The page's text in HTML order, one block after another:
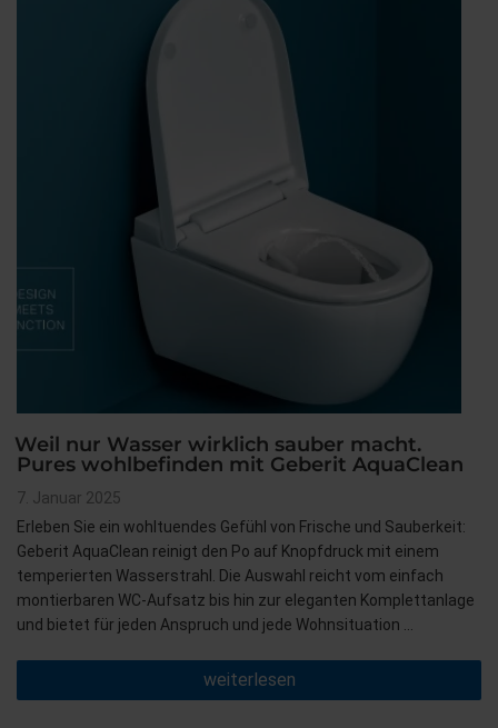
Weil nur Wasser wirklich sauber macht.
Pures wohlbefinden mit Geberit AquaClean
Veröffentlicht
am
7. Januar 2025
Erleben Sie ein wohltuendes Gefühl von Frische und Sauberkeit:
Geberit AquaClean reinigt den Po auf Knopfdruck mit einem
temperierten Wasserstrahl. Die Auswahl reicht vom einfach
montierbaren WC-Aufsatz bis hin zur eleganten Komplettanlage
und bietet für jeden Anspruch und jede Wohnsituation …
„Weil
nur
weiterlesen